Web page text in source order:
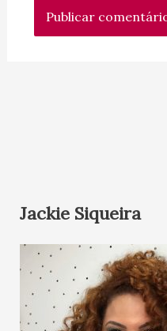
Jackie Siqueira